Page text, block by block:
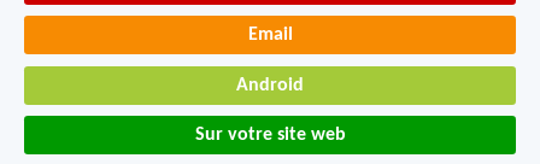
Email
Android
Sur votre site web